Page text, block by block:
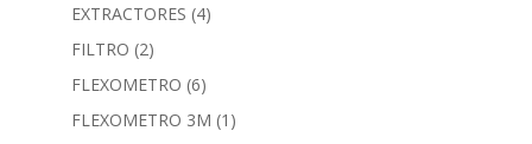
EXTRACTORES (4)
FILTRO (2)
FLEXOMETRO (6)
FLEXOMETRO 3M (1)